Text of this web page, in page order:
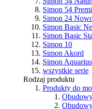
Simon 54
Simon 24
Simon Basic
Simon Basic
Simon 10
Simon Akord
Simon Aquarius
wszystkie serie
Rodzaj produktu
Produkty do